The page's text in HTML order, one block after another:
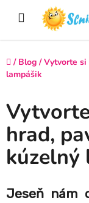
Domov
/ Blog / Vytvorte si
lampášik
hrad,
kúzelný
Jeseň nám